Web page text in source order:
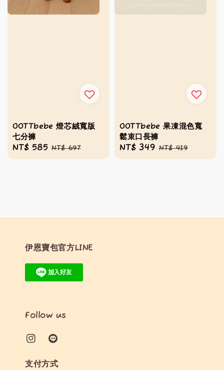
OOTTbebe 燈芯絨寬版
七分褲
Sale
price
NT$ 585 Regular
price
NT$ 697
OOTTbebe 果凍混色寬
鬆束口長褲
Sale
price
NT$ 349 Regular
price
NT$ 419
伊恩寶包官方LINE
Follow us
支付方式